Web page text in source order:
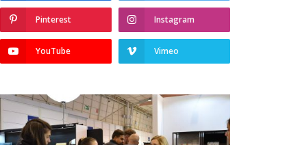
Pinterest Instagram
YouTube Vimeo